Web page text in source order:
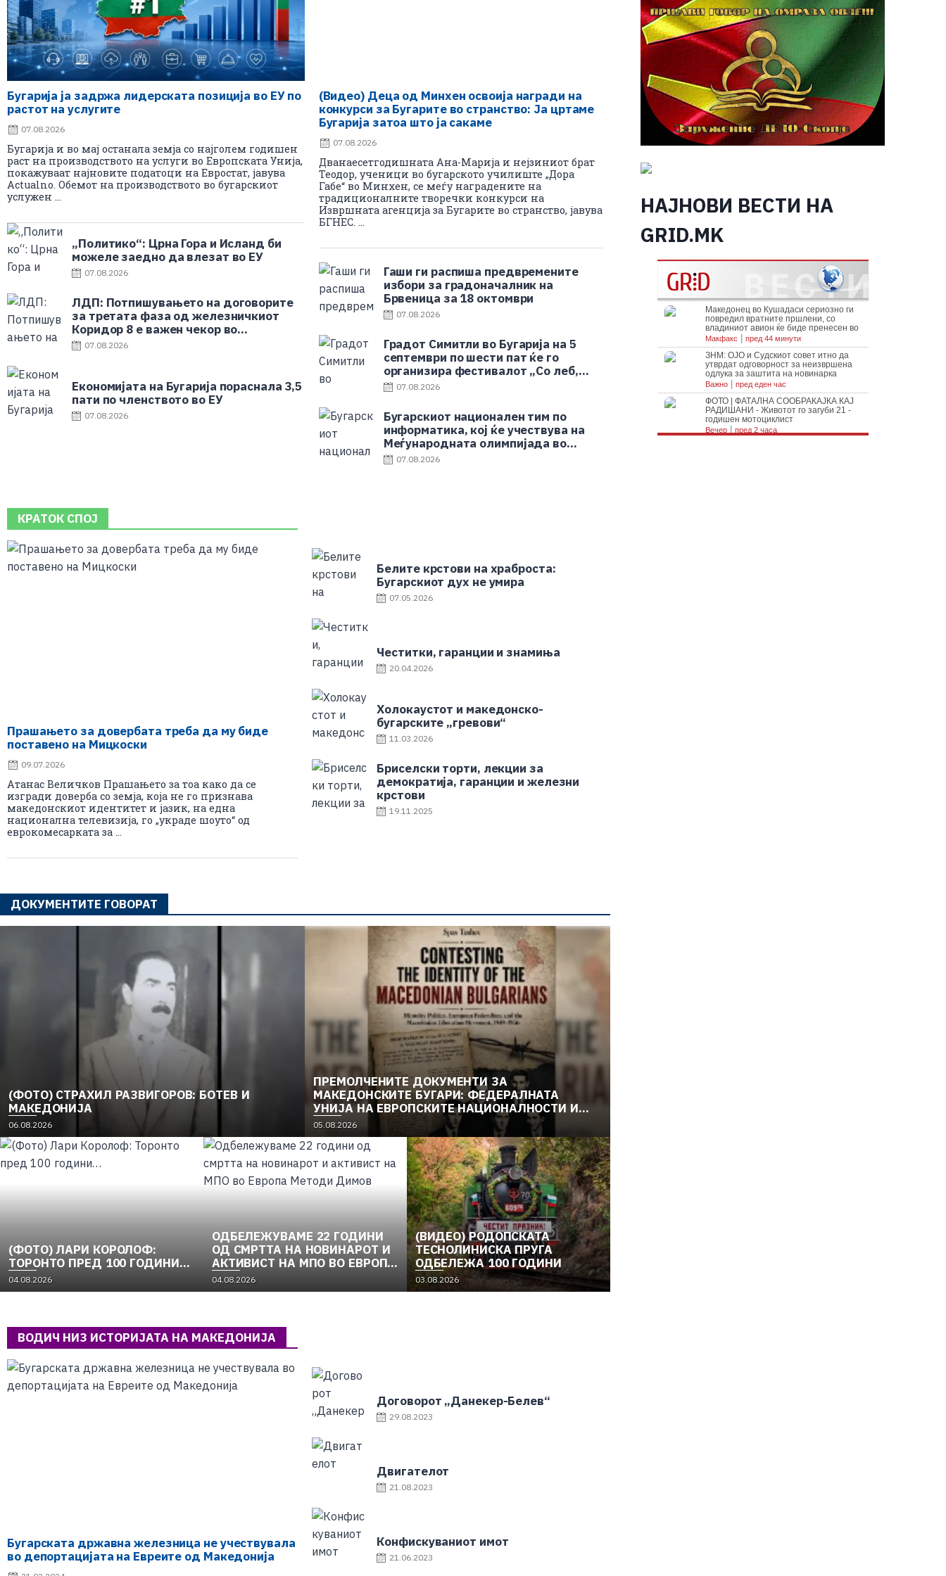
Бугарија ја задржа лидерската позиција во ЕУ по
растот на услугите
07.08.2026
Бугарија и во мај останала земја со најголем годишен
раст на производството на услуги во Европската Унија,
покажуваат најновите податоци на Евростат, јавува
Actualno. Обемот на производството во бугарскиот
услужен ...
„Политико“: Црна Гора и Исланд би
можеле заедно да влезат во ЕУ
07.08.2026
ЛДП: Потпишувањето на договорите
за третата фаза од железничкиот
Коридор 8 е важен чекор во
поврзувањето со Европа
07.08.2026
Економијата на Бугарија пораснала 3,5
пати по членството во ЕУ
07.08.2026
(Видео) Деца од Минхен освоија награди на
конкурси за Бугарите во странство: Ја цртаме
Бугарија затоа што ја сакаме
07.08.2026
Дванаесетгодишната Ана-Марија и нејзиниот брат
Теодор, ученици во бугарското училиште „Дора
Габе“ во Минхен, се меѓу наградените на
традиционалните творечки конкурси на
Извршната агенција за Бугарите во странство, јавува
БГНЕС. ...
Гаши ги распиша предвремените
избори за градоначалник на
Брвеница за 18 октомври
07.08.2026
Градот Симитли во Бугарија на 5
септември по шести пат ќе го
организира фестивалот „Со леб,
вино и песна“
07.08.2026
Бугарскиот национален тим по
информатика, кој ќе учествува на
Меѓународната олимпијада во
Узбекистан, гостуваше во INSAIT
07.08.2026
КРАТОК СПОЈ
Прашањето за довербата треба да му биде
поставено на Мицкоски
09.07.2026
Атанас Величков Прашањето за тоа како да се
изгради доверба со земја, која не го признава
македонскиот идентитет и јазик, на една
национална телевизија, го „украде шоуто“ од
еврокомесарката за ...
Белите крстови на храброста:
Бугарскиот дух не умира
07.05.2026
Честитки, гаранции и знамиња
20.04.2026
Холокаустот и македонско-
бугарските „гревови“
11.03.2026
Бриселски торти, лекции за
демократија, гаранции и железни
крстови
19.11.2025
ДОКУМЕНТИТЕ ГОВОРАТ
(ФОТО) СТРАХИЛ РАЗВИГОРОВ: БОТЕВ И
МАКЕДОНИЈА
06.08.2026
ПРЕМОЛЧЕНИТЕ ДОКУМЕНТИ ЗА
МАКЕДОНСКИТЕ БУГАРИ: ФЕДЕРАЛНАТА
УНИЈА НА ЕВРОПСКИТЕ НАЦИОНАЛНОСТИ И
МАКЕДОНСКОТО ОСЛОБОДИТЕЛНО ДВИЖЕЊЕ
(1949–1956) (2)
05.08.2026
(ФОТО) ЛАРИ КОРОЛОФ:
ТОРОНТО ПРЕД 100 ГОДИНИ…
04.08.2026
ОДБЕЛЕЖУВАМЕ 22 ГОДИНИ
ОД СМРТТА НА НОВИНАРОТ И
АКТИВИСТ НА МПО ВО ЕВРОПА
МЕТОДИ ДИМОВ
04.08.2026
(ВИДЕО) РОДОПСКАТА
ТЕСНОЛИНИСКА ПРУГА
ОДБЕЛЕЖА 100 ГОДИНИ
03.08.2026
ВОДИЧ НИЗ ИСТОРИЈАТА НА МАКЕДОНИЈА
Бугарската државна железница не учествувала
во депортацијата на Евреите од Македонија
Договорот „Данекер-Белев“
29.08.2023
Двигателот
21.08.2023
Конфискуваниот имот
21.06.2023
НАЈНОВИ ВЕСТИ НА
GRID.MK